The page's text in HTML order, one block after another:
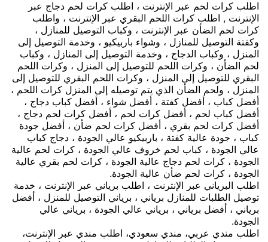
اطلب كرات لحم عبر الإنترنت ، اطلب كرات لحم دجاج عبر
الإنترنت , اطلب كرات اللحم البقري عبر الإنترنت ، واطلب
كرات لحم الضأن عبر الإنترنت ، وكباب التوصيل للمنازل ،
وكفتة التوصيل للمنازل ، وشواء باربيكيو ، وخدمة التوصيل إلى
المنزل ، وكباب الدجاج ، وخدمة التوصيل إلى المنازل ، وكباب
لحم الضأن ، وكرات اللحم للتوصيل إلى المنزل ، وكرات اللحم
البقري للتوصيل إلى المنزل ، وكرات اللحم البقري للتوصيل إلى
المنزل ، ولحم الضأن الذي يتم توصيله إلى المنزل كرات اللحم ،
أفضل كباب ، أفضل كفتة ، أفضل شواء ، أفضل كباب دجاج ،
أفضل كباب لحم ، أفضل كرات لحم ، أفضل كرات لحم دجاج ،
أفضل كرات لحم بقري ، أفضل كرات لحم ضأن ، أفضل جودة
كباب ، جودة عالية كفتة ، باربيكيو عالي الجودة ، دجاج كباب
عالي الجودة ، كباب لحم خروف عالي الجودة ، كرات لحم عالية
الجودة ، كرات لحم دجاج عالية الجودة ، كرات لحم بقري عالية
الجودة ، كرات لحم ضأن عالية الجودة.
اطلب البرياني عبر الإنترنت ، اطلب برياني عبر الإنترنت ، خدمة
توصيل الطلبات للمنازل برياني ، برياني التوصيل للمنزل ، أفضل
برياني ، أفضل برياني ، برياني عالي الجودة ، برياني عالي
الجودة.
اطلب مندي عربي، مندي سعودي، اطلب مندي عبر الإنترنت،